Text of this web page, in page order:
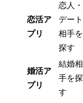
恋活ア
プリ
恋人・
デート
相手を
探す
婚活ア
プリ
結婚相
手を探
す